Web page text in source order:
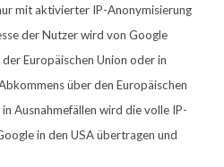
mit aktivierter IP-Anonymisierung
der Nutzer wird von Google
Europäischen Union oder in
über den Europäischen
Ausnahmefällen wird die volle IP-
in den USA übertragen und